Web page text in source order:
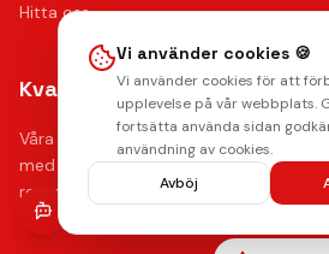
Hitta oss
Kvalitet & Garanti
Våra certifierade tekniker använder de
med upp till 12 månaders
reparationer.
Vi använder cookies 🍪
Vi använder cookies för att
upplevelse på vår webbplats.
fortsätta använda sidan
användning av cookies.
Avböj